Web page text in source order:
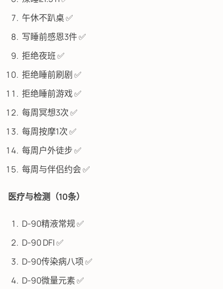
午休不趴桌 ✅
写睡前感恩3件 ✅
拒绝夜班 ✅
拒绝睡前刷剧 ✅
拒绝睡前游戏 ✅
每周冥想3次 ✅
每周按摩1次 ✅
每周户外徒步 ✅
每周与伴侣约会 ✅
医疗与检测（10条）
D-90精液常规 ✅
D-90 DFI ✅
D-90传染病八项 ✅
D-90微量元素 ✅